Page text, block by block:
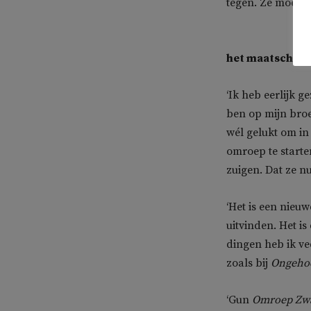
tegen. Ze
het
‘Ik heb eerlijk
ben op mijn
wél gelukt om
omroep te
zuigen. Dat ze
‘Het is een
uitvinden. Het
dingen heb ik
zoals bij
‘Gun Omroep